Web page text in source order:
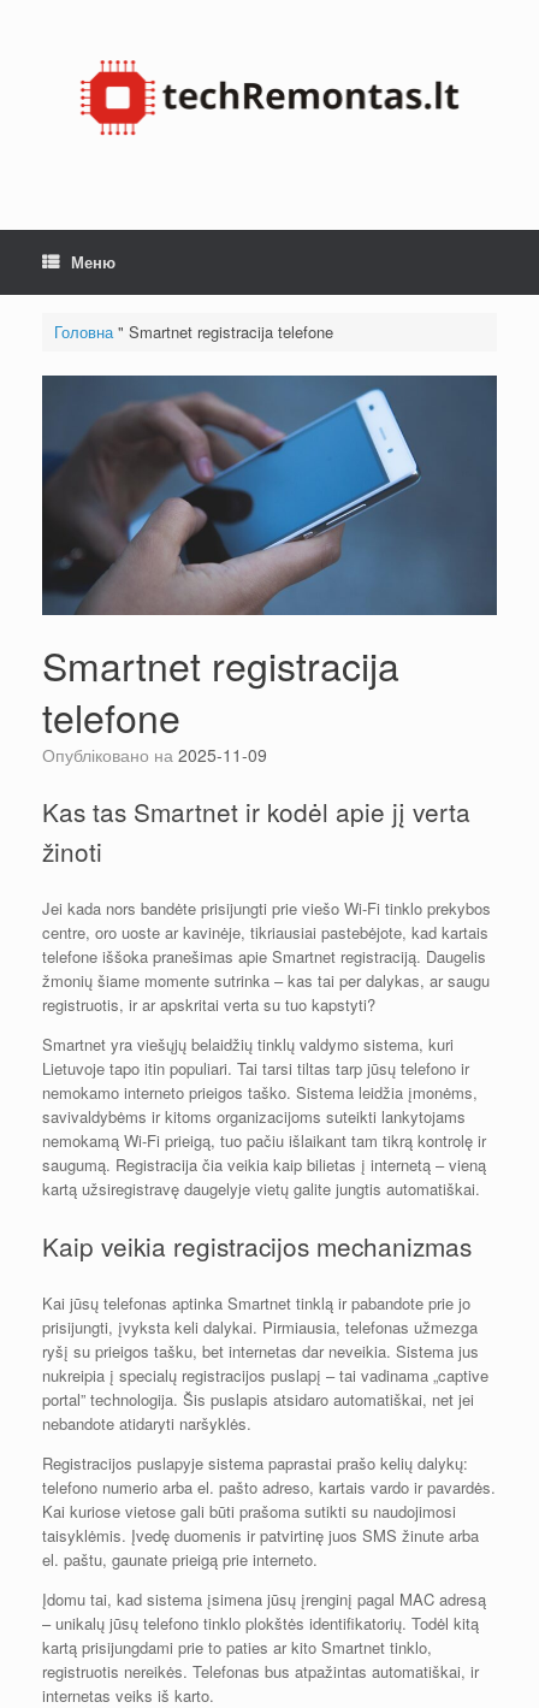
Меню
Головна" Smartnet registracija telefone
Smartnet registracija
telefone
Опубліковано на 2025-11-09
Kas tas Smartnet ir kodėl apie jį verta
žinoti
Jei kada nors bandėte prisijungti prie viešo Wi-Fi tinklo prekybos
centre, oro uoste ar kavinėje, tikriausiai pastebėjote, kad kartais
telefone iššoka pranešimas apie Smartnet registraciją. Daugelis
žmonių šiame momente sutrinka – kas tai per dalykas, ar saugu
registruotis, ir ar apskritai verta su tuo kapstyti?
Smartnet yra viešųjų belaidžių tinklų valdymo sistema, kuri
Lietuvoje tapo itin populiari. Tai tarsi tiltas tarp jūsų telefono ir
nemokamo interneto prieigos taško. Sistema leidžia įmonėms,
savivaldybėms ir kitoms organizacijoms suteikti lankytojams
nemokamą Wi-Fi prieigą, tuo pačiu išlaikant tam tikrą kontrolę ir
saugumą. Registracija čia veikia kaip bilietas į internetą – vieną
kartą užsiregistravę daugelyje vietų galite jungtis automatiškai.
Kaip veikia registracijos mechanizmas
Kai jūsų telefonas aptinka Smartnet tinklą ir pabandote prie jo
prisijungti, įvyksta keli dalykai. Pirmiausia, telefonas užmezga
ryšį su prieigos tašku, bet internetas dar neveikia. Sistema jus
nukreipia į specialų registracijos puslapį – tai vadinama „captive
portal” technologija. Šis puslapis atsidaro automatiškai, net jei
nebandote atidaryti naršyklės.
Registracijos puslapyje sistema paprastai prašo kelių dalykų:
telefono numerio arba el. pašto adreso, kartais vardo ir pavardės.
Kai kuriose vietose gali būti prašoma sutikti su naudojimosi
taisyklėmis. Įvedę duomenis ir patvirtinę juos SMS žinute arba
el. paštu, gaunate prieigą prie interneto.
Įdomu tai, kad sistema įsimena jūsų įrenginį pagal MAC adresą
– unikalų jūsų telefono tinklo plokštės identifikatorių. Todėl kitą
kartą prisijungdami prie to paties ar kito Smartnet tinklo,
registruotis nereikės. Telefonas bus atpažintas automatiškai, ir
internetas veiks iš karto.